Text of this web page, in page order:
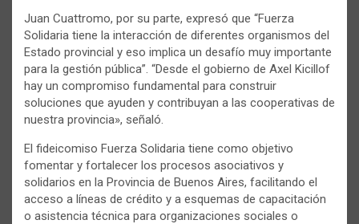
Juan Cuattromo, por su parte, expresó que “Fuerza
Solidaria tiene la interacción de diferentes organismos del
Estado provincial y eso implica un desafío muy importante
para la gestión pública”. “Desde el gobierno de Axel Kicillof
hay un compromiso fundamental para construir
soluciones que ayuden y contribuyan a las cooperativas de
nuestra provincia», señaló.
El fideicomiso Fuerza Solidaria tiene como objetivo
fomentar y fortalecer los procesos asociativos y
solidarios en la Provincia de Buenos Aires, facilitando el
acceso a líneas de crédito y a esquemas de capacitación
o asistencia técnica para organizaciones sociales o